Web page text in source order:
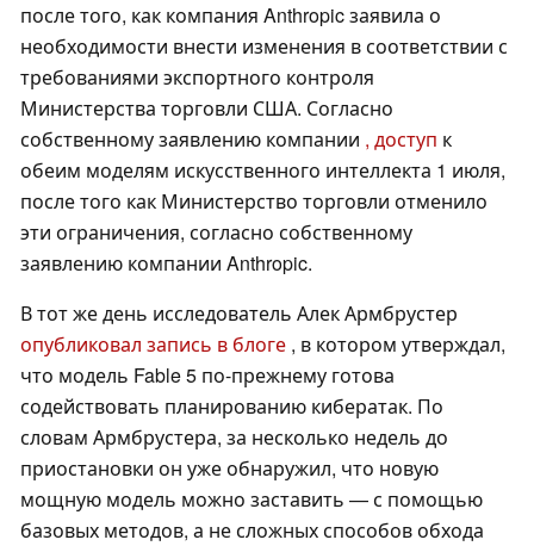
после того, как компания Anthropic заявила о
необходимости внести изменения в соответствии с
требованиями экспортного контроля
Министерства торговли США. Согласно
собственному заявлению компании , доступ к
обеим моделям искусственного интеллекта 1 июля,
после того как Министерство торговли отменило
эти ограничения, согласно собственному
заявлению компании Anthropic.
В тот же день исследователь Алек Армбрустер
опубликовал запись в блоге , в котором утверждал,
что модель Fable 5 по-прежнему готова
содействовать планированию кибератак. По
словам Армбрустера, за несколько недель до
приостановки он уже обнаружил, что новую
мощную модель можно заставить — с помощью
базовых методов, а не сложных способов обхода